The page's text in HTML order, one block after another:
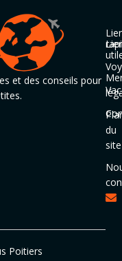
et des conseils pour
du
site
Poitiers